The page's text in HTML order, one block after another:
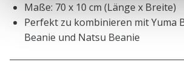
Maße: 70 x 10 cm (Länge x Breite)
Perfekt zu kombinieren mit Yuma
Beanie und Natsu Beanie